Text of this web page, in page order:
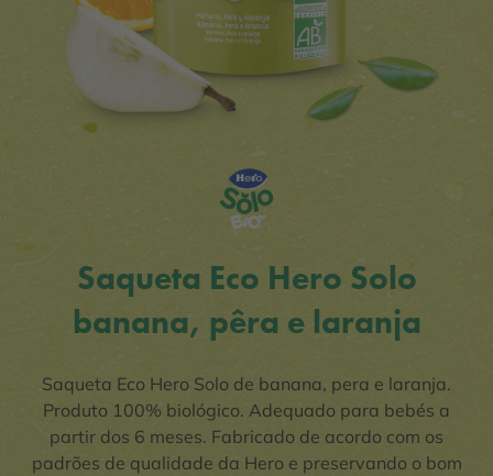
Saqueta Eco Hero Solo
banana, pêra e laranja
Saqueta Eco Hero Solo de banana, pera e laranja.
Produto 100% biológico. Adequado para bebés a
partir dos 6 meses. Fabricado de acordo com os
padrões de qualidade da Hero e preservando o bom